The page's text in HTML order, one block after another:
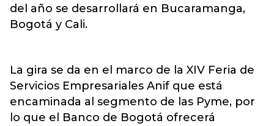
del año se desarrollará en Bucaramanga,
Bogotá y Cali.
La gira se da en el marco de la XIV Feria de
Servicios Empresariales Anif que está
encaminada al segmento de las Pyme, por
lo que el Banco de Bogotá ofrecerá